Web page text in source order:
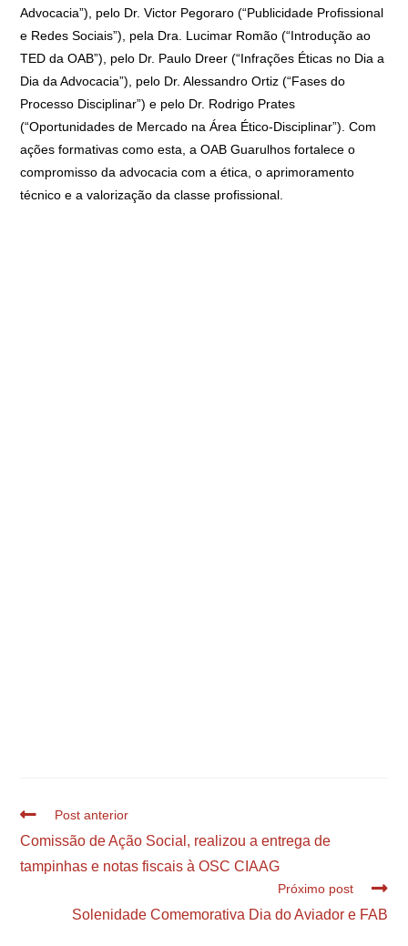
Advocacia”), pelo Dr. Victor Pegoraro (“Publicidade Profissional
e Redes Sociais”), pela Dra. Lucimar Romão (“Introdução ao
TED da OAB”), pelo Dr. Paulo Dreer (“Infrações Éticas no Dia a
Dia da Advocacia”), pelo Dr. Alessandro Ortiz (“Fases do
Processo Disciplinar”) e pelo Dr. Rodrigo Prates
(“Oportunidades de Mercado na Área Ético-Disciplinar”). Com
ações formativas como esta, a OAB Guarulhos fortalece o
compromisso da advocacia com a ética, o aprimoramento
técnico e a valorização da classe profissional.
Post anterior
Comissão de Ação Social, realizou a entrega de
tampinhas e notas fiscais à OSC CIAAG
Próximo post
Solenidade Comemorativa Dia do Aviador e FAB